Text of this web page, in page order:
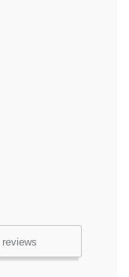
reviews